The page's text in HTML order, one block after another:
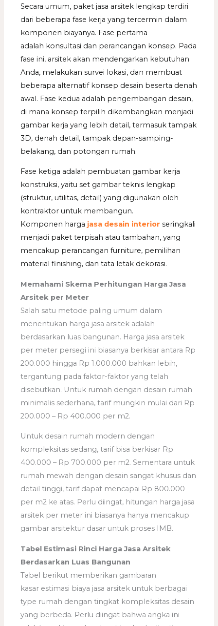
Secara umum, paket jasa arsitek lengkap terdiri
dari beberapa fase kerja yang tercermin dalam
komponen biayanya. Fase pertama
adalah konsultasi dan perancangan konsep. Pada
fase ini, arsitek akan mendengarkan kebutuhan
Anda, melakukan survei lokasi, dan membuat
beberapa alternatif konsep desain beserta denah
awal. Fase kedua adalah pengembangan desain,
di mana konsep terpilih dikembangkan menjadi
gambar kerja yang lebih detail, termasuk tampak
3D, denah detail, tampak depan-samping-
belakang, dan potongan rumah.
Fase ketiga adalah pembuatan gambar kerja
konstruksi, yaitu set gambar teknis lengkap
(struktur, utilitas, detail) yang digunakan oleh
kontraktor untuk membangun.
Komponen harga jasa desain interior seringkali
menjadi paket terpisah atau tambahan, yang
mencakup perancangan furniture, pemilihan
material finishing, dan tata letak dekorasi.
Memahami Skema Perhitungan Harga Jasa
Arsitek per Meter
Salah satu metode paling umum dalam
menentukan harga jasa arsitek adalah
berdasarkan luas bangunan. Harga jasa arsitek
per meter persegi ini biasanya berkisar antara Rp
200.000 hingga Rp 1.000.000 bahkan lebih,
tergantung pada faktor-faktor yang telah
disebutkan. Untuk rumah dengan desain rumah
minimalis sederhana, tarif mungkin mulai dari Rp
200.000 – Rp 400.000 per m2.
Untuk desain rumah modern dengan
kompleksitas sedang, tarif bisa berkisar Rp
400.000 – Rp 700.000 per m2. Sementara untuk
rumah mewah dengan desain sangat khusus dan
detail tinggi, tarif dapat mencapai Rp 800.000
per m2 ke atas. Perlu diingat, hitungan harga jasa
arsitek per meter ini biasanya hanya mencakup
gambar arsitektur dasar untuk proses IMB.
Tabel Estimasi Rinci Harga Jasa Arsitek
Berdasarkan Luas Bangunan
Tabel berikut memberikan gambaran
kasar estimasi biaya jasa arsitek untuk berbagai
type rumah dengan tingkat kompleksitas desain
yang berbeda. Perlu diingat bahwa angka ini